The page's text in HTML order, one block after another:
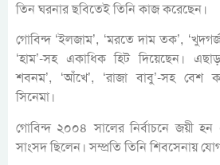
তিন ঘরনার ছবিতেই তিনি কাজ করেছেন।
গোবিন্দ ‘ইলজাম’, ‘মরতে দাম তক’,
‘হাম’-সহ একাধিক হিট দিয়েছেন।
শবনম’, ‘আঁখে’, ‘রাজা বাবু’-সহ বেশ
সিনেমা।
গোবিন্দ ২০০৪ সালের নির্বাচনে জয়ী
সাংসদ ছিলেন। সম্প্রতি তিনি শিবসেনায়